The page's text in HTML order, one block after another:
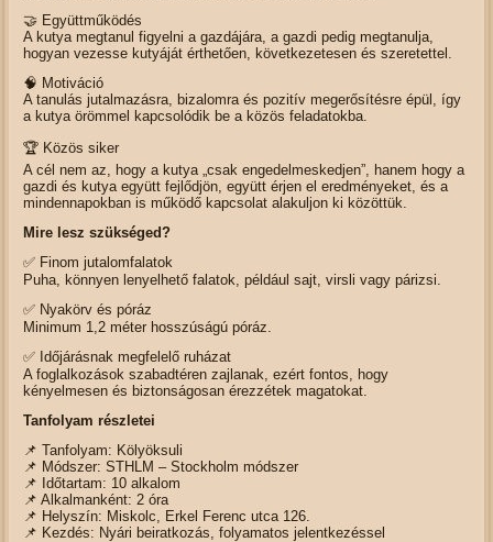
🤝 Együttműködés
A kutya megtanul figyelni a gazdájára, a gazdi pedig megtanulja,
hogyan vezesse kutyáját érthetően, következetesen és szeretettel.
🧠 Motiváció
A tanulás jutalmazásra, bizalomra és pozitív megerősítésre épül, így
a kutya örömmel kapcsolódik be a közös feladatokba.
🏆 Közös siker
A cél nem az, hogy a kutya „csak engedelmeskedjen”, hanem hogy a
gazdi és kutya együtt fejlődjön, együtt érjen el eredményeket, és a
mindennapokban is működő kapcsolat alakuljon ki közöttük.
Mire lesz szükséged?
✅ Finom jutalomfalatok
Puha, könnyen lenyelhető falatok, például sajt, virsli vagy párizsi.
✅ Nyakörv és póráz
Minimum 1,2 méter hosszúságú póráz.
✅ Időjárásnak megfelelő ruházat
A foglalkozások szabadtéren zajlanak, ezért fontos, hogy
kényelmesen és biztonságosan érezzétek magatokat.
Tanfolyam részletei
📌 Tanfolyam: Kölyöksuli
📌 Módszer: STHLM – Stockholm módszer
📌 Időtartam: 10 alkalom
📌 Alkalmanként: 2 óra
📌 Helyszín: Miskolc, Erkel Ferenc utca 126.
📌 Kezdés: Nyári beiratkozás, folyamatos jelentkezéssel